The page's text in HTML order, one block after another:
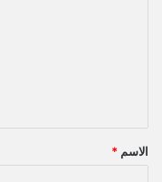
ق
*
الاسم *